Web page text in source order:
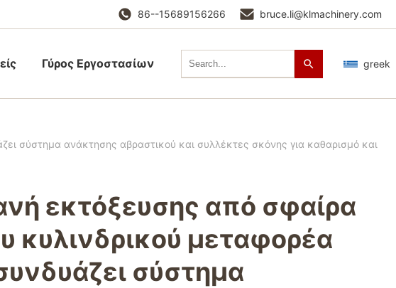
86--15689156266 bruce.li@klmachinery.com
Γύρος Εργοστασίων greek
σύστημα ανάκτησης αβραστικού και συλλέκτες σκόνης για καθαρισμό και
εκτόξευσης από σφαίρα
κυλινδρικού μεταφορέα
σύστημα